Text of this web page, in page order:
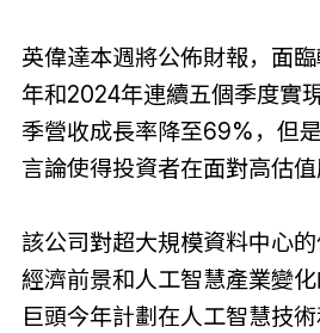
英偉達本週將公佈財報，面
年和2024年連續五個季度實
季營收成長率降至69%，但
言論使得投資者在面對高估值
該公司對超大規模資料中心
經濟前景和人工智慧產業變
巨頭今年計劃在人工智慧技